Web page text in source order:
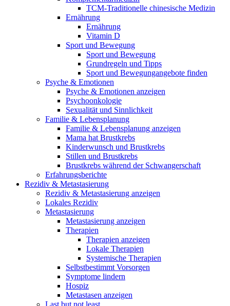
TCM-Traditionelle chinesische Medizin
Ernährung
Ernährung
Vitamin D
Sport und Bewegung
Sport und Bewegung
Grundregeln und Tipps
Sport und Bewegungangebote finden
Psyche & Emotionen
Psyche & Emotionen anzeigen
Psychoonkologie
Sexualität und Sinnlichkeit
Familie & Lebensplanung
Familie & Lebensplanung anzeigen
Mama hat Brustkrebs
Kinderwunsch und Brustkrebs
Stillen und Brustkrebs
Brustkrebs während der Schwangerschaft
Erfahrungsberichte
Rezidiv & Metastasierung
Rezidiv & Metastasierung anzeigen
Lokales Rezidiv
Metastasierung
Metastasierung anzeigen
Therapien
Therapien anzeigen
Lokale Therapien
Systemische Therapien
Selbstbestimmt Vorsorgen
Symptome lindern
Hospiz
Metastasen anzeigen
Last but not least